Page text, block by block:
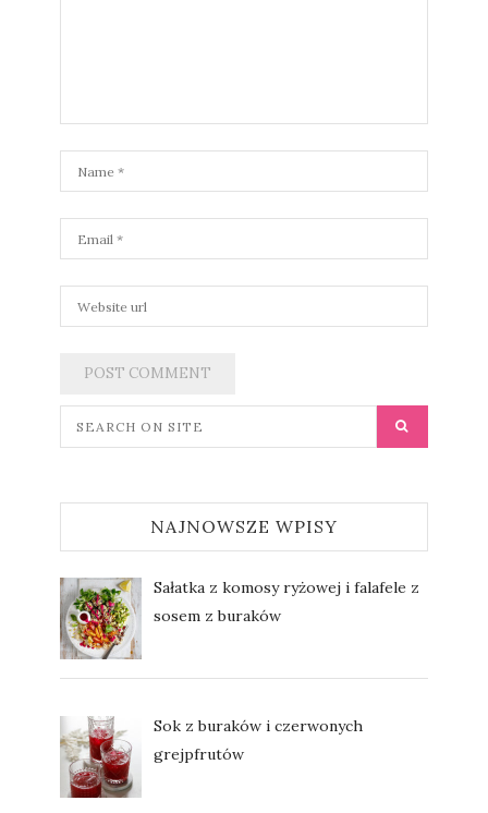
NAJNOWSZE WPISY
Sałatka z komosy ryżowej i falafele z
sosem z buraków
Sok z buraków i czerwonych
grejpfrutów